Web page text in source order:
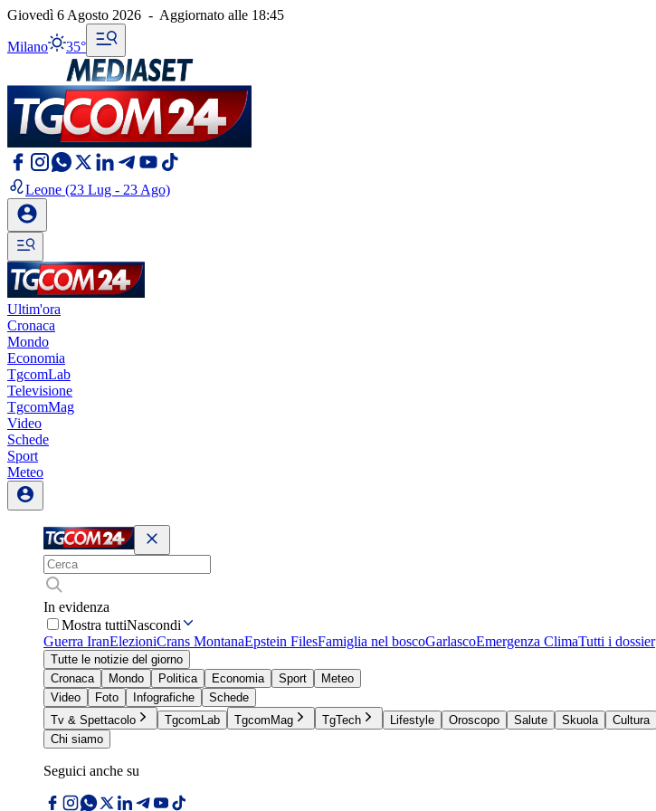
Giovedì 6 Agosto 2026 - Aggiornato alle 18:45
Milano 35°
Leone (23 Lug - 23 Ago)
Ultim'ora
Cronaca
Mondo
Economia
TgcomLab
Televisione
TgcomMag
Video
Schede
Sport
Meteo
In evidenza
Mostra tuttiNascondi
Guerra IranElezioniCrans MontanaEpstein FilesFamiglia nel boscoGarlascoEmergenza ClimaTutti i dossier
Tutte le notizie del giorno
Cronaca
Mondo Politica Economia Sport
Meteo
Video
Foto Infografiche
Schede
Tv & Spettacolo
TgcomLab TgcomMag TgTech Lifestyle Oroscopo Salute Skuola Cultura
Chi siamo
Seguici anche su